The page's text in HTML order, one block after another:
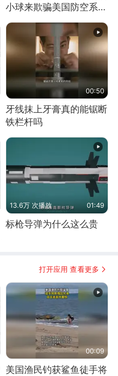
小球来欺骗美国防空系统
的
00:50
牙线抹上牙膏真的能锯断
铁栏杆吗
13.6万 次播放 01:49
标枪导弹为什么这么贵
打开应用 查看更多
00:09
美国渔民钓获鲨鱼徒手将